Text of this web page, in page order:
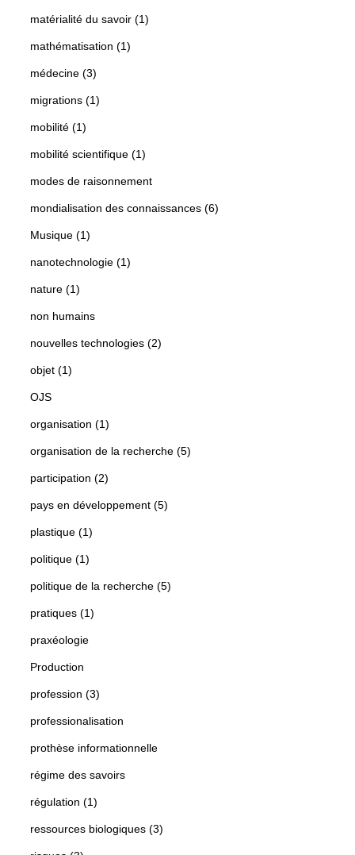
matérialité du savoir (1)
mathématisation (1)
médecine (3)
migrations (1)
mobilité (1)
mobilité scientifique (1)
modes de raisonnement
mondialisation des connaissances (6)
Musique (1)
nanotechnologie (1)
nature (1)
non humains
nouvelles technologies (2)
objet (1)
OJS
organisation (1)
organisation de la recherche (5)
participation (2)
pays en développement (5)
plastique (1)
politique (1)
politique de la recherche (5)
pratiques (1)
praxéologie
Production
profession (3)
professionalisation
prothèse informationnelle
régime des savoirs
régulation (1)
ressources biologiques (3)